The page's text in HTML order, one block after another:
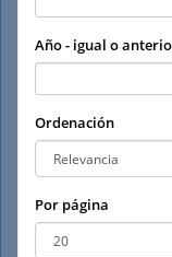
Año - igual o
Ordenación
Por página